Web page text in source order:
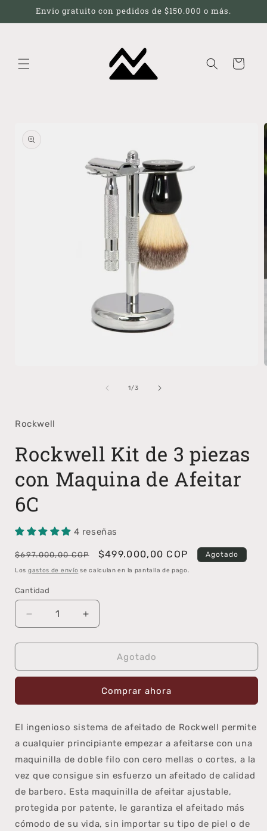
directamente
al contenido
Envio gratuito con pedidos de $150.000 o más.
Carrito
información
ventana
1/de
3
Rockwell
Rockwell Kit de 3 piezas
con Maquina de Afeitar
6C
4 reseñas
Precio
habitual
$697.000,00 COP
Precio
de
$499.000,00 COP Agotado
Los gastos de envío se calculan en la pantalla de pago.
Cantidad
Cantidad
Reducir
cantidad
para
Kit
piezas
Maquina
de
Afeitar
Aumentar
cantidad
para
Rockwell
Kit
piezas
Maquina
de
Afeitar
Agotado
Comprar ahora
El ingenioso sistema de afeitado de Rockwell permite
a cualquier principiante empezar a afeitarse con una
maquinilla de doble filo con cero mellas o cortes, a la
vez que consigue sin esfuerzo un afeitado de calidad
de barbero. Esta maquinilla de afeitar ajustable,
protegida por patente, le garantiza el afeitado más
cómodo de su vida, sin importar su tipo de piel o de